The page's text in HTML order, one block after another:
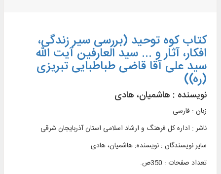
کتاب کوه توحید (بررسی سیر زندگی،
افکار، آثار و ... سید العارفین آیت الله
سید علی آقا قاضی طباطبایی تبریزی
(ره))
نویسنده : هاشمیان، هادی
زبان : فارسی
ناشر : اداره کل فرهنگ و ارشاد اسلامی استان آذربایجان شرقی
سایر نویسندگان : نویسنده: هاشمیان، هادی
تعداد صفحات : 350ص.